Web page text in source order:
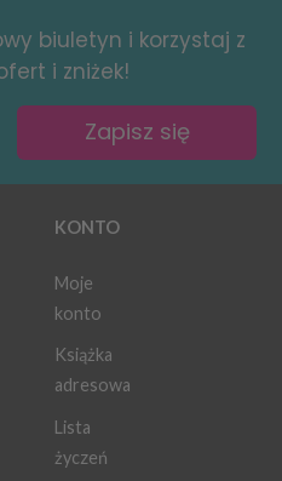
biuletyn i korzystaj z
i zniżek!
Zapisz się
KONTO
Moje
konto
Książka
adresowa
Lista
życzeń